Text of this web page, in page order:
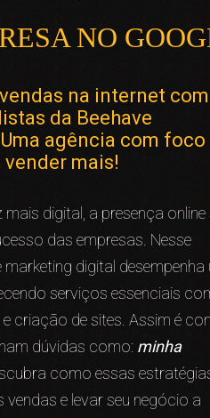
NO
na internet
da Beehave
agência com foco
mais!
digital, a presença online
das empresas. Nesse
digital desempenha
serviços essenciais
criação de sites. Assim é
dúvidas como: minha
como essas
e levar seu negócio a